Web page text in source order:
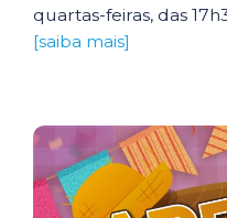
quartas-feiras, das
[saiba mais]